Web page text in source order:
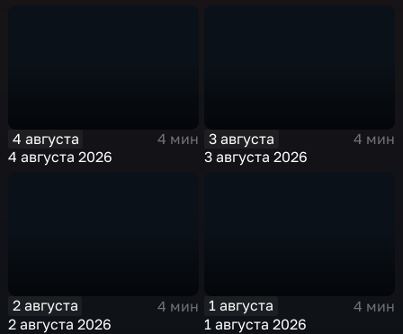
4 августа
4 мин
4 августа 2026
3 августа
4 мин
3 августа 2026
2 августа
4 мин
2 августа 2026
1 августа
4 мин
1 августа 2026